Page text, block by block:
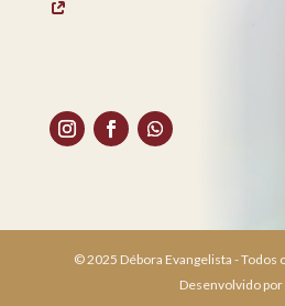
© 2025 Débora Evangelista -
Desenvolvido por